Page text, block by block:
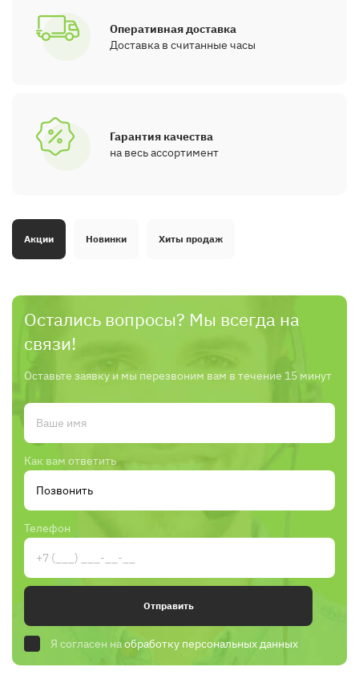
Оперативная доставка
Доставка в считанные часы
Гарантия качества
на весь ассортимент
Акции Новинки Хиты продаж
Остались вопросы? Мы всегда на
связи!
Оставьте заявку и мы перезвоним вам в течение 15 минут
Как вам ответить
Телефон
Отправить
Я согласен наобработку персональных данных